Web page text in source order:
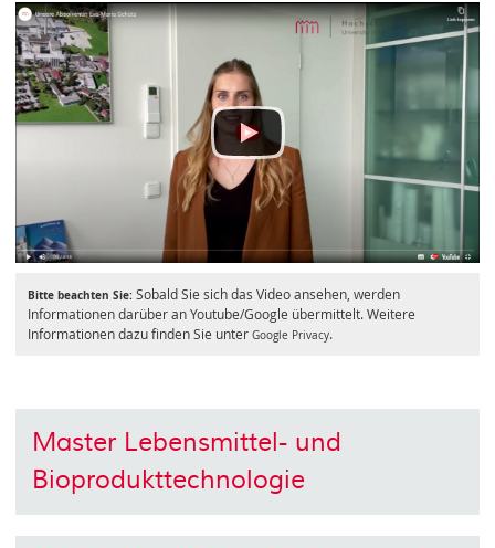
Bitte beachten Sie:Sobald Sie sich das Video ansehen, werden
Informationen darüber an Youtube/Google übermittelt. Weitere
Informationen dazu finden Sie unter Google Privacy.
Master Lebensmittel- und
Bioprodukttechnologie